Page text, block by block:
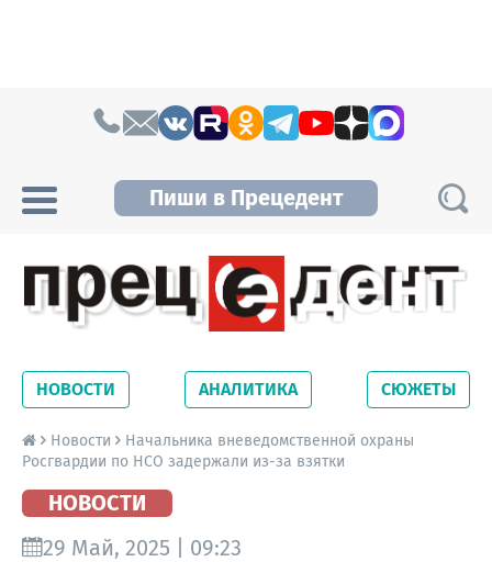
Пиши в Прецедент
Новосибирской области. Читайте свежие
новости на сайте сетевого издания
Precedent.
НОВОСТИ АНАЛИТИКА СЮЖЕТЫ
Новости
Начальника вневедомственной охраны
Росгвардии по НСО задержали из-за взятки
НОВОСТИ
29 Май, 2025 | 09:23